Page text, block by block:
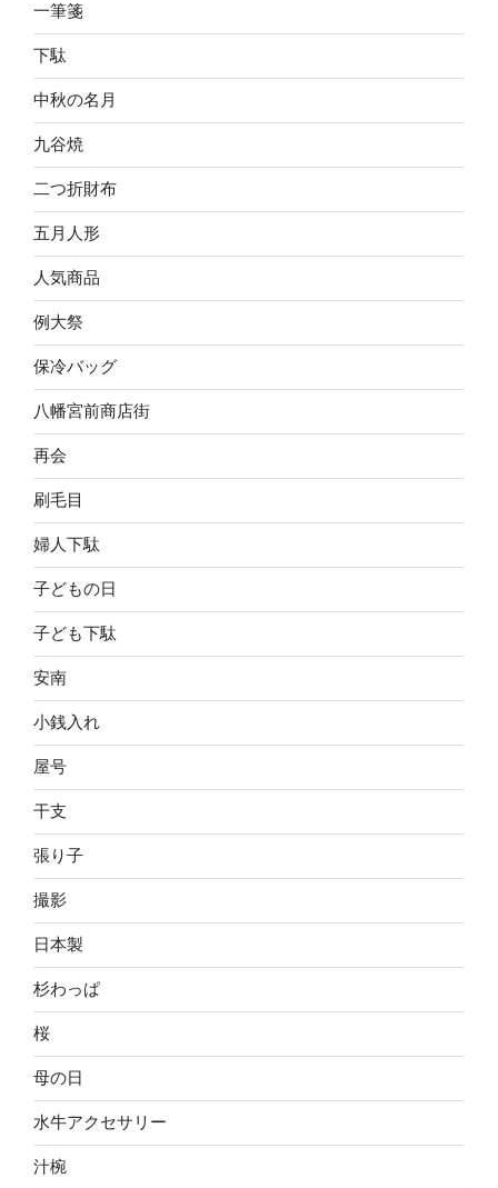
一筆箋
下駄
中秋の名月
九谷焼
二つ折財布
五月人形
人気商品
例大祭
保冷バッグ
八幡宮前商店街
再会
刷毛目
婦人下駄
子どもの日
子ども下駄
安南
小銭入れ
屋号
干支
張り子
撮影
日本製
杉わっぱ
桜
母の日
水牛アクセサリー
汁椀